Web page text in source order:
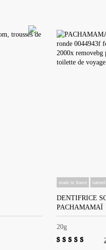
made in france naturel
DENTIFRICE
PACHAMAMAÏ
20g